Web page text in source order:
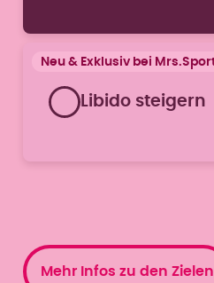
Libido steigern
Mehr Infos zu den Zielen